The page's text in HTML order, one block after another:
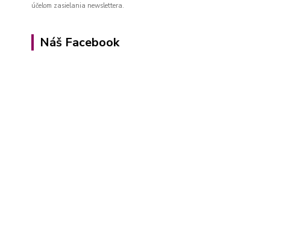
účelom zasielania newslettera.
Náš Facebook